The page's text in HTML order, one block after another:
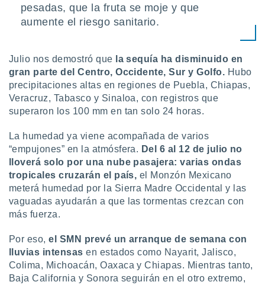
se
para
ni para
o
no
Puedes
acceder a
web a
abono
pesadas, que la fruta se moje y que
aumente el riesgo sanitario.
Julio nos demostró que la sequía ha disminuido en
gran parte del Centro, Occidente, Sur y Golfo. Hubo
precipitaciones altas en regiones de Puebla, Chiapas,
Veracruz, Tabasco y Sinaloa, con registros que
superaron los 100 mm en tan solo 24 horas.
La humedad ya viene acompañada de varios
“empujones” en la atmósfera. Del 6 al 12 de julio no
lloverá solo por una nube pasajera: varias ondas
tropicales cruzarán el país, el Monzón Mexicano
meterá humedad por la Sierra Madre Occidental y las
vaguadas ayudarán a que las tormentas crezcan con
más fuerza.
Por eso,el SMN prevé un arranque de semana con
lluvias intensasen estados como Nayarit, Jalisco,
Colima, Michoacán, Oaxaca y Chiapas. Mientras tanto,
Baja California y Sonora seguirán en el otro extremo,